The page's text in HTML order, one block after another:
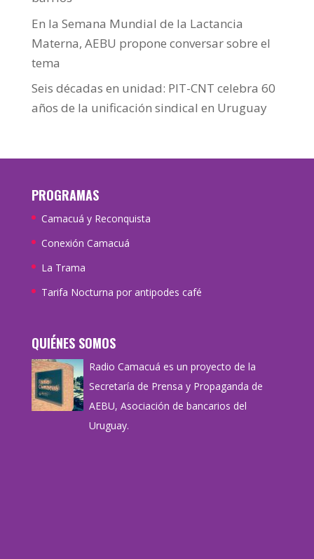
En la Semana Mundial de la Lactancia
Materna, AEBU propone conversar sobre el
tema
Seis décadas en unidad: PIT-CNT celebra 60
años de la unificación sindical en Uruguay
PROGRAMAS
Camacuá y Reconquista
Conexión Camacuá
La Trama
Tarifa Nocturna por antipodes café
QUIÉNES SOMOS
Radio Camacuá es un proyecto de la
Secretaría de Prensa y Propaganda de
AEBU, Asociación de bancarios del
Uruguay.